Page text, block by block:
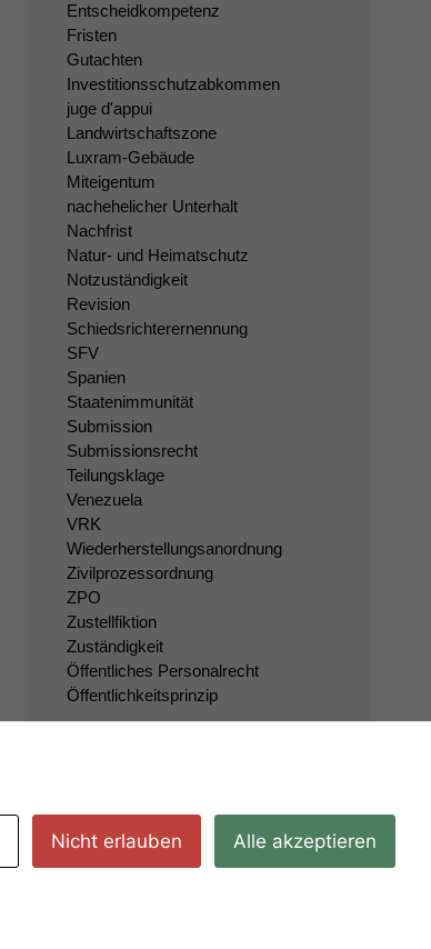
Entscheidkompetenz
Fristen
Gutachten
Investitionsschutzabkommen
juge d'appui
Landwirtschaftszone
Luxram-Gebäude
Miteigentum
nachehelicher Unterhalt
Nachfrist
Natur- und Heimatschutz
Notzuständigkeit
Revision
Schiedsrichterernennung
SFV
Spanien
Staatenimmunität
Submission
Submissionsrecht
Teilungsklage
Venezuela
VRK
Wiederherstellungsanordnung
Zivilprozessordnung
ZPO
Zustellfiktion
Zuständigkeit
Öffentliches Personalrecht
Öffentlichkeitsprinzip
Nicht erlauben Alle akzeptieren